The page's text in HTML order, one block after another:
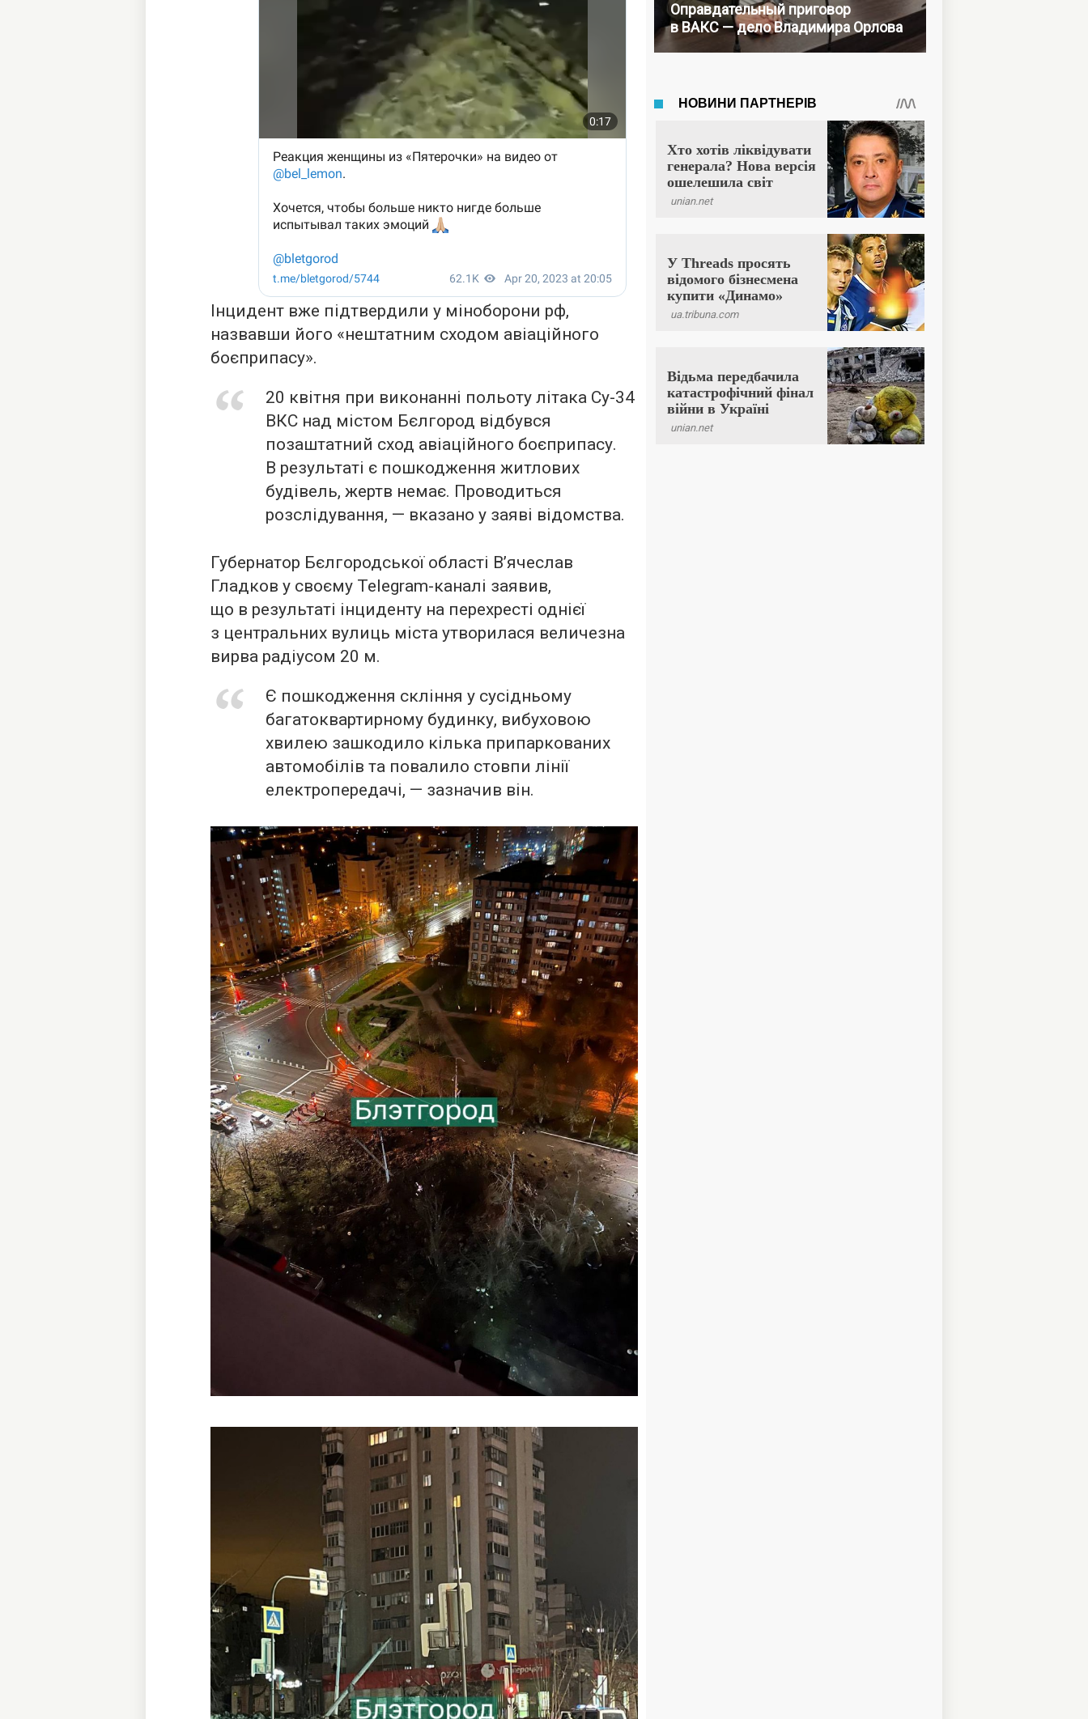
Інцидент вже підтвердили у міноборони рф,
назвавши його «нештатним сходом авіаційного
боєприпасу».
20 квітня при виконанні польоту літака Су-34
ВКС над містом Бєлгород відбувся
позаштатний сход авіаційного боєприпасу.
В результаті є пошкодження житлових
будівель, жертв немає. Проводиться
розслідування, — вказано у заяві відомства.
Губернатор Бєлгородської області В’ячеслав
Гладков у своєму Telegram-каналі заявив,
що в результаті інциденту на перехресті однієї
з центральних вулиць міста утворилася величезна
вирва радіусом 20 м.
Є пошкодження скління у сусідньому
багатоквартирному будинку, вибуховою
хвилею зашкодило кілька припаркованих
автомобілів та повалило стовпи лінії
електропередачі, — зазначив він.
Оправдательный приговор
в ВАКС — дело Владимира Орлова